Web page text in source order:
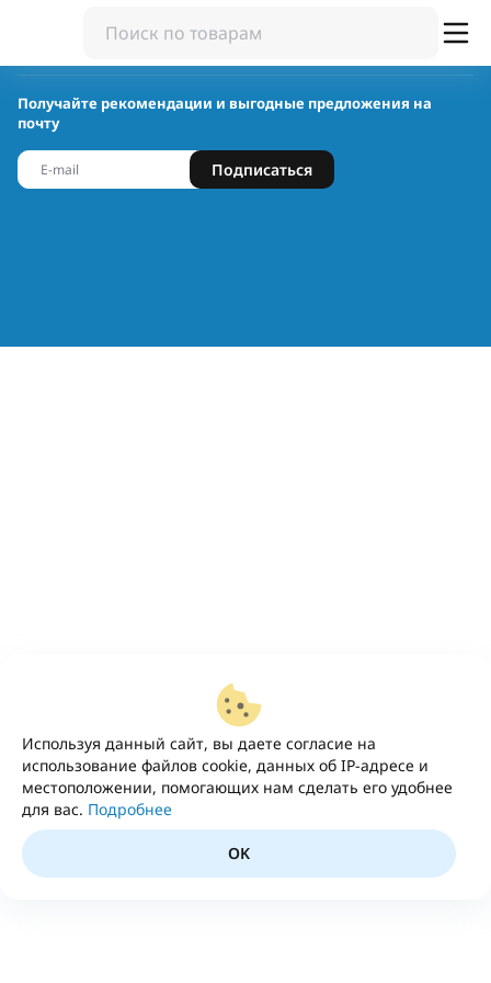
Используя данный сайт, вы даете согласие на
использование файлов cookie, данных об IP-адресе и
местоположении, помогающих нам сделать его удобнее
для вас. Подробнее
OK
Получайте рекомендации и выгодные предложения на
почту
Подписаться